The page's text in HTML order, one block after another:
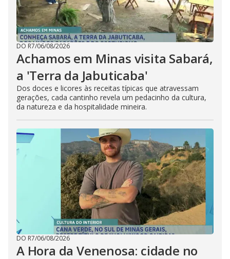
DO R7/06/08/2026
Achamos em Minas visita Sabará,
a 'Terra da Jabuticaba'
Dos doces e licores às receitas típicas que atravessam
gerações, cada cantinho revela um pedacinho da cultura,
da natureza e da hospitalidade mineira.
DO R7/06/08/2026
A Hora da Venenosa: cidade no